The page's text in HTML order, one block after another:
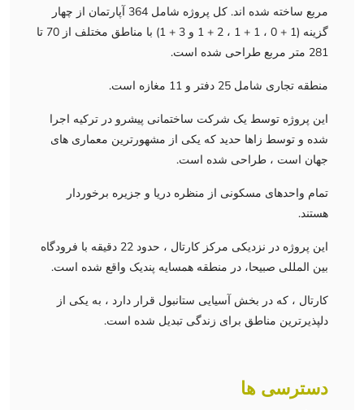
مربع ساخته شده اند. کل پروژه شامل 364 آپارتمان از چهار
گزینه (1 + 0 ، 1 + 1 ، 2 + 1 و 3 + 1) با مناطق مختلف از 70 تا
281 متر مربع طراحی شده است.
منطقه تجاری شامل 25 دفتر و 11 مغازه است.
این پروژه توسط یک شرکت ساختمانی پیشرو در ترکیه اجرا
شده و توسط زاها حدید که یکی از مشهورترین معماری های
جهان است ، طراحی شده است.
تمام واحدهای مسکونی از منظره دریا و جزیره برخوردار
هستند.
این پروژه در نزدیکی مرکز کارتال ، حدود 22 دقیقه با فرودگاه
بین المللی صبیحا، در منطقه همسایه پندیک واقع شده است.
کارتال ، که در بخش آسیایی ستانبول قرار دارد ، به یکی از
دلپذیرترین مناطق برای زندگی تبدیل شده است.
دسترسی ها